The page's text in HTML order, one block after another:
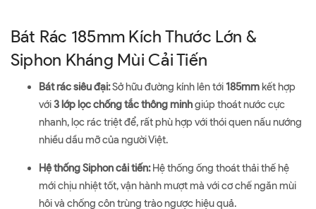
Bát Rác 185mm Kích Thước Lớn &
Siphon Kháng Mùi Cải Tiến
Bát rác siêu đại:Sở hữu đường kính lên tới185mmkết hợp
với3 lớp lọc chống tắc thông minhgiúp thoát nước cực
nhanh, lọc rác triệt để, rất phù hợp với thói quen nấu nướng
nhiều dầu mỡ của người Việt.
Hệ thống Siphon cải tiến:Hệ thống ống thoát thải thế hệ
mới chịu nhiệt tốt, vận hành mượt mà với cơ chế ngăn mùi
hôi và chống côn trùng trào ngược hiệu quả.